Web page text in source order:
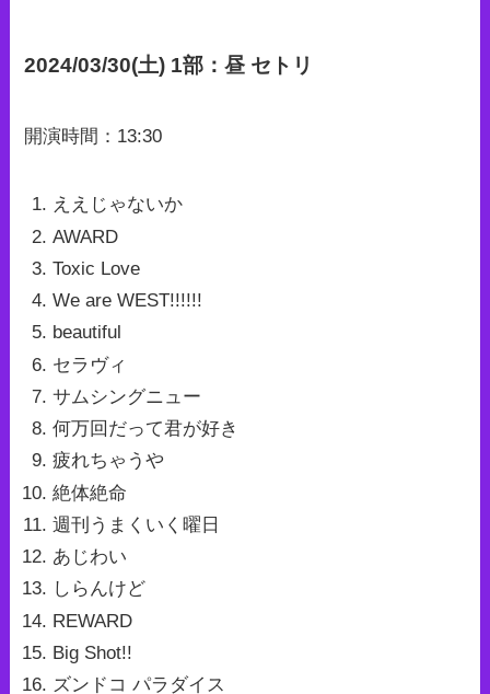
2024/03/30(土) 1部：昼 セトリ
開演時間：13:30
ええじゃないか
AWARD
Toxic Love
We are WEST!!!!!!
beautiful
セラヴィ
サムシングニュー
何万回だって君が好き
疲れちゃうや
絶体絶命
週刊うまくいく曜日
あじわい
しらんけど
REWARD
Big Shot!!
ズンドコ パラダイス